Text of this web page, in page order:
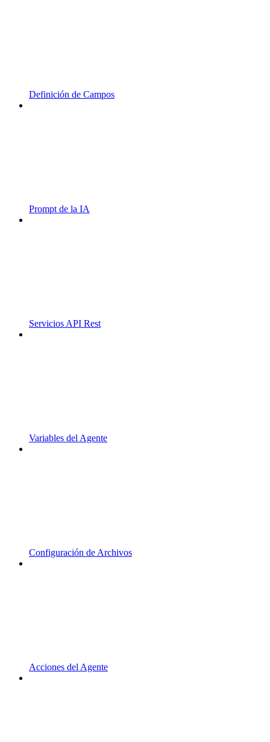
Definición de Campos
Prompt de la IA
Servicios API Rest
Variables del Agente
Configuración de Archivos
Acciones del Agente